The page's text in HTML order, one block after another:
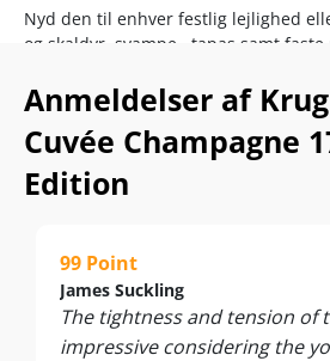
Nyd den til enhver festlig lejlighed
og skaldyr, svampe , tapas samt
Anmeldelser af
Cuvée Champagne
Edition
99 Point
James Suckling
The tightness and tension of
impressive considering the